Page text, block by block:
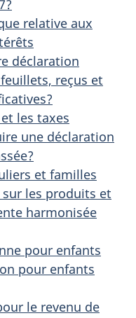
relative aux
déclaration
reçus et
les taxes
une déclaration
et familles
les produits et
harmonisée
pour enfants
pour enfants
le revenu de